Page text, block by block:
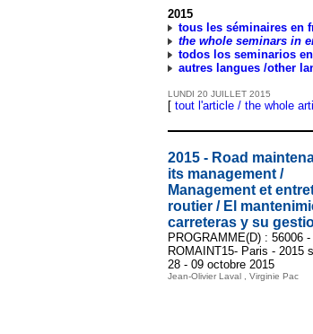
2015
tous les séminaires en
the whole seminars in
todos los seminarios en
autres langues /other
LUNDI 20 JUILLET 2015
[ tout l'article / the whole
2015 - Road
its management /
Management et
routier / El
carreteras y su
PROGRAMME(D) : 56006 -
ROMAINT15- Paris - 2015
28 - 09 octobre 2015
Jean-Olivier Laval , Virginie Pac